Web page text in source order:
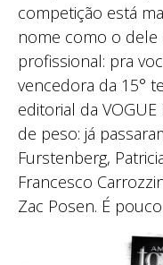
competição está
nome como o dele
profissional: pra
vencedora da 15°
editorial da
de peso: já
Furstenberg,
Francesco
Zac Posen. É